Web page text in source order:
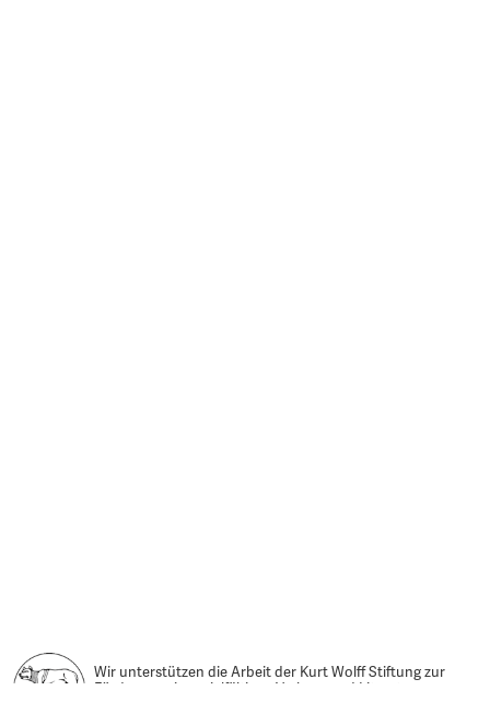
Wir unterstützen die Arbeit der Kurt Wolff Stiftung zur
Förderung einer vielfältigen Verlags- und Literaturszene: